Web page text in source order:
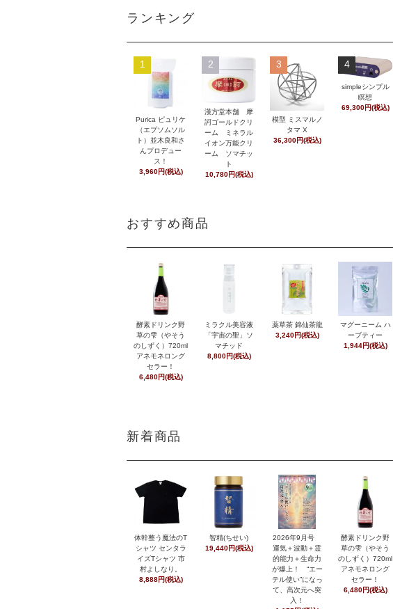
ランキング
1
Purica ピュリケ
（エプソムソル
ト）並木良和さ
んプロデュー
ス！
3,960円(税込)
2
漢方堂本舗 摩
訶ゴールドクリ
ーム ミネラル
イオン万能クリ
ーム ソマチッ
ト
10,780円(税込)
3
模型 ミスマルノ
タマ X
36,300円(税込)
4
simpleシンプル
瞑想
69,300円(税込)
おすすめ商品
酵素ドリンク野
草の雫（やそう
のしずく）720ml
アネモネロング
セラー！
6,480円(税込)
ミラクル美容液
「宇宙の聖」ソ
マチッド
8,800円(税込)
薬草茶 錦仙茶龍
3,240円(税込)
マグーニーム ハ
ーブティー
1,944円(税込)
新着商品
体幹整う魔法のT
シャツ センタラ
イズTシャツ 市
村よしなり。
8,888円(税込)
智精(ちせい)
19,440円(税込)
2026年9月号
運気＋波動＋霊
的能力＋生命力
が爆上！ “エー
テル使い”になっ
て、高次元へ突
入！
酵素ドリンク野
草の雫（やそう
のしずく）720ml
アネモネロング
セラー！
6,480円(税込)